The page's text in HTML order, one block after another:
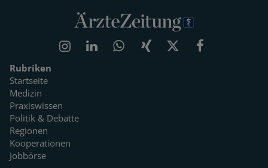
Rubriken
Startseite
Medizin
Praxiswissen
Politik & Debatte
Regionen
Kooperationen
Jobbörse